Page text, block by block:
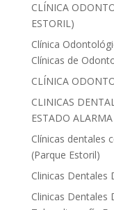
CLÍNICA
ESTORIL)
Clínica
Clínicas de
CLÍNICA
CLINICAS
ESTADO
Clínicas dentales
(Parque Estoril)
Clinicas Dentales
Clinicas Dentales